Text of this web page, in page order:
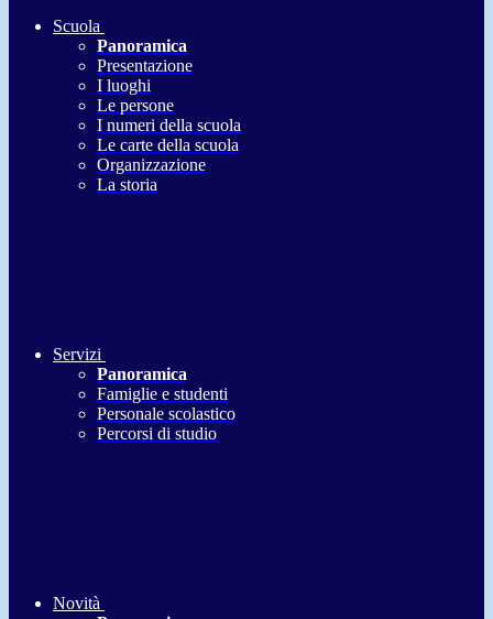
Scuola
Panoramica
Presentazione
I luoghi
Le persone
I numeri della scuola
Le carte della scuola
Organizzazione
La storia
Servizi
Panoramica
Famiglie e studenti
Personale scolastico
Percorsi di studio
Novità